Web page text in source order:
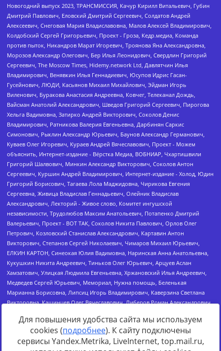
Источник:https://minjust.gov.ru/uploaded/files/reestr-
Для повышения удобства сайта мы используем
cookies (подробнее). К сайту подключены
сервисы Yandex.Metrika, LiveInternet, top.mail.ru,